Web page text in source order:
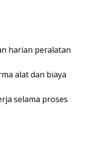
harian peralatan
alat dan biaya
selama proses